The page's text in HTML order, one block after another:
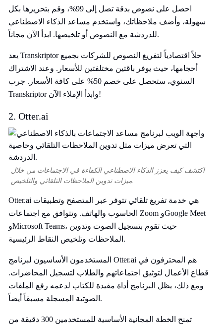
احصل على نصوص بدقة تصل إلى 99%، وقم بتحريرها بكل
سهولة، وأضف ملاحظاتك، واستخدم مساعد الذكاء الاصطناعي
للدردشة مع النصوص أو تلخيصها. ابدأ الآن مجاناً.
يعد Transkriptor حلاً اقتصادياً لتفريغ النصوص للشركات بجميع
أحجامها، حيث يوفر باقتين مختلفتين للأسعار. وعند الاشتراك
السنوي، ستحصل على خصم 50% على كافة الأسعار. جرب
Transkriptor وابدأ الإملاء الآن!
2. Otter.ai
اكتشف كيف يعزز الذكاء الاصطناعي الكفاءة في الاجتماعات من خلال
ميزات تدوين الملاحظات التلقائي والتلخيص.
Otter.ai هي خدمة تفريغ تلقائي تتوفر عبر المتصفح وتطبيقات
الحاسوب والهاتف. وتتوافق مع اجتماعات Zoom وGoogle Meet
وMicrosoft Teams، حيث تقوم بتسجيل الصوت وتدوين
الملاحظات وتلخيص النقاط الرئيسية.
المستخدمون الأساسيون لبرنامج Otter.ai هم المحترفون في
قطاع الأعمال لتوثيق اجتماعاتهم والطلاب لتسجيل المحاضرات.
ومع ذلك، يظل البرنامج أداة مفيدة للكتاب لدعمه رفع الملفات
الصوتية المسجلة مسبقاً أيضاً.
تمنح الخطة المجانية الأساسية للمستخدمين 300 دقيقة من